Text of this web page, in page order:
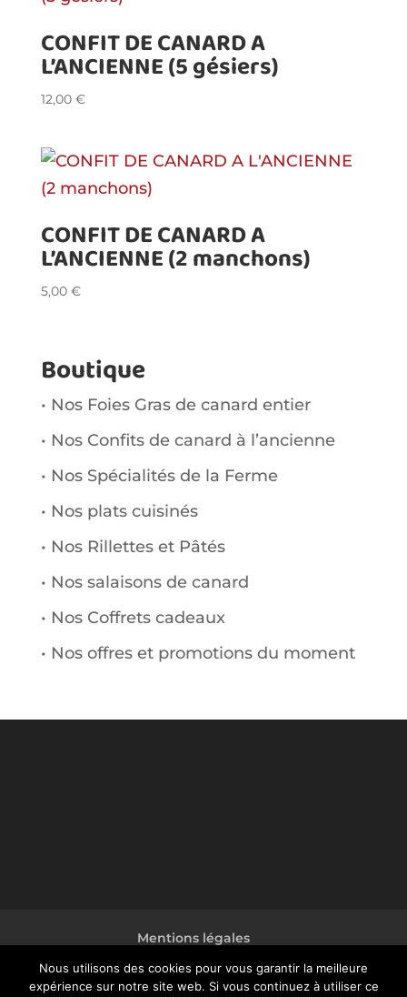
CONFIT DE CANARD A
L’ANCIENNE (5 gésiers)
12,00 €
CONFIT DE CANARD A
L’ANCIENNE (2 manchons)
5,00 €
Boutique
• Nos Foies Gras de canard entier
• Nos Confits de canard à l’ancienne
• Nos Spécialités de la Ferme
• Nos plats cuisinés
• Nos Rillettes et Pâtés
• Nos salaisons de canard
• Nos Coffrets cadeaux
• Nos offres et promotions du moment
Mentions légales
Conditions générales de vente
Nous utilisons des cookies pour vous garantir la meilleure
expérience sur notre site web. Si vous continuez à utiliser ce